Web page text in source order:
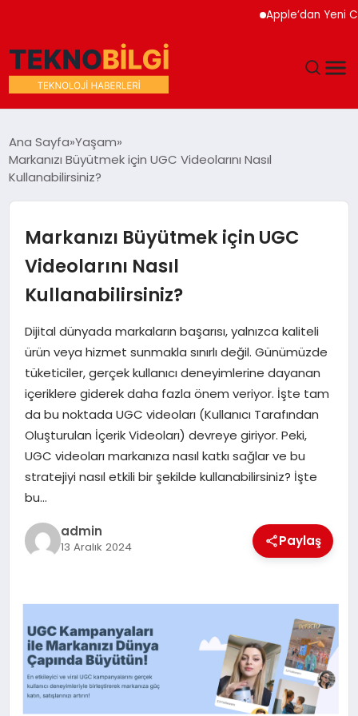
Apple’dan Yeni Cihaz
DÜNYA
MAGAZIN
SAĞLIK
SIYASET
SPOR
TEKNOLOJI
YAŞAM
Ana Sayfa Yaşam
Markanızı Büyütmek için UGC Videolarını Nasıl
Kullanabilirsiniz?
Markanızı Büyütmek için UGC
Videolarını Nasıl
Kullanabilirsiniz?
Dijital dünyada markaların başarısı, yalnızca kaliteli
ürün veya hizmet sunmakla sınırlı değil. Günümüzde
tüketiciler, gerçek kullanıcı deneyimlerine dayanan
içeriklere giderek daha fazla önem veriyor. İşte tam
da bu noktada UGC videoları (Kullanıcı Tarafından
Oluşturulan İçerik Videoları) devreye giriyor. Peki,
UGC videoları markanıza nasıl katkı sağlar ve bu
stratejiyi nasıl etkili bir şekilde kullanabilirsiniz? İşte
bu…
admin
13 Aralık 2024 Paylaş